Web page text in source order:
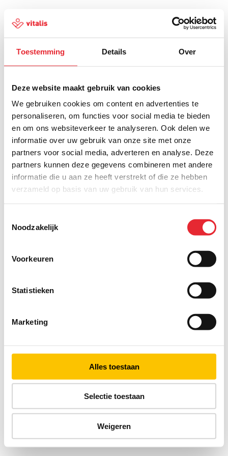
Toestemming Details Over
Deze website maakt gebruik van cookies
We gebruiken cookies om content en advertenties te
personaliseren, om functies voor social media te bieden
en om ons websiteverkeer te analyseren. Ook delen we
informatie over uw gebruik van onze site met onze
partners voor social media, adverteren en analyse. Deze
partners kunnen deze gegevens combineren met andere
informatie die u aan ze heeft verstrekt of die ze hebben
verzameld op basis van uw gebruik van hun services.
Noodzakelijk
Voorkeuren
Statistieken
Marketing
Alles toestaan
Selectie toestaan
Weigeren
500
Er is iets fout gegaan
Probeer het later opnieuw of ga terug naar de
homepagina.